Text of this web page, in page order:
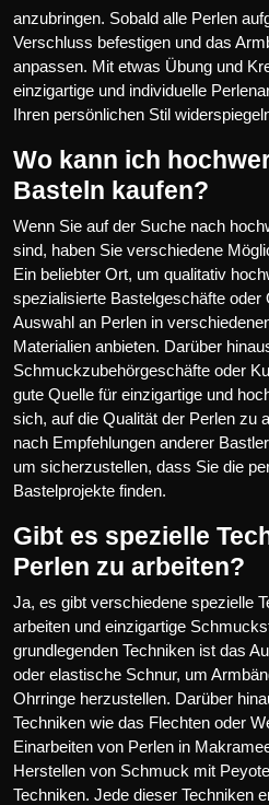
anzubringen. Sobald alle Perlen
Verschluss befestigen und das
anpassen. Mit etwas Übung und
einzigartige und individuelle
Ihren persönlichen Stil
Wo kann ich
Basteln kaufen?
Wenn Sie auf der Suche nach
sind, haben Sie verschiedene
Ein beliebter Ort, um qualitativ
spezialisierte Bastelgeschäfte oder
Auswahl an Perlen in
Materialien anbieten. Darüber
Schmuckzubehörgeschäfte oder
gute Quelle für einzigartige und
sich, auf die Qualität der Perlen zu
nach Empfehlungen anderer
um sicherzustellen, dass Sie die
Bastelprojekte finden.
Gibt es spezielle
Perlen zu arbeiten?
Ja, es gibt verschiedene spezielle
arbeiten und einzigartige
grundlegenden Techniken ist das
oder elastische Schnur, um
Ohrringe herzustellen. Darüber
Techniken wie das Flechten oder
Einarbeiten von Perlen in
Herstellen von Schmuck mit
Techniken. Jede dieser Techniken